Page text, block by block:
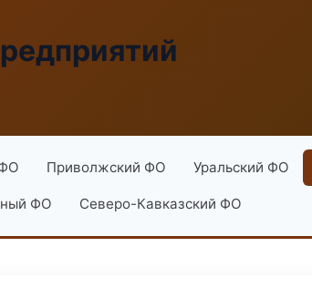
Приволжский ФО Уральский ФО
ФО Северо-Кавказский ФО